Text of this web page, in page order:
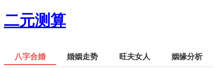
二元测算
八字合婚 婚姻走势 旺夫女人 姻缘分析